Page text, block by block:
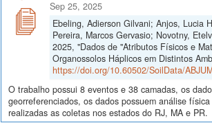
Sep 25, 2025
Ebeling, Adierson Gilvani; Anjos, Lucia
Pereira, Marcos Gervasio; Novotny,
2025, "Dados de "Atributos Físicos e
Organossolos Háplicos em Distintos
https://doi.org/10.60502/SoilData/
O trabalho possui 8 eventos e 38 camadas, os
georreferenciados, os dados possuem análise
realizadas as coletas nos estados do RJ, MA e PR.